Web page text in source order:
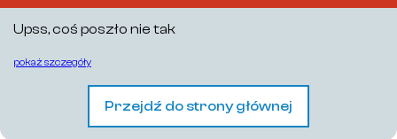
Upss, coś poszło nie tak
pokaż szczegóły
Przejdź do strony głównej